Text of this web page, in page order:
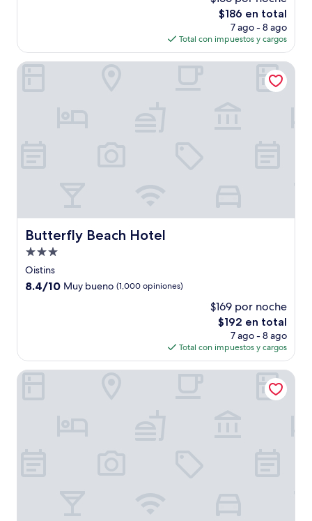
El
precio
actual
es
de
$186 en total
7 ago - 8 ago
Total con impuestos y cargos
Butterfly Beach Hotel
Butterfly Beach Hotel
Propiedad
de
3.0
Oistins
8.4
opiniones)
8.4/10 Muy bueno (1,000 opiniones)
$169 por noche
El
precio
actual
es
de
$192 en total
7 ago - 8 ago
Total con impuestos y cargos
Butterfly Beach Hotel
Worthing Court Apartment Hotel